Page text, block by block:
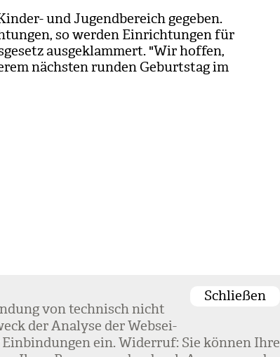
Schließen
von tech­nisch nicht
der Ana­lyse der Web­sei­
ein. Wider­ruf: Sie kön­nen Ihre
und Jugend­be­reich gege­ben.
so wer­den Ein­rich­tun­gen für
aus­ge­klam­mert. "Wir hof­fen,
nächs­ten run­den Geburts­tag im